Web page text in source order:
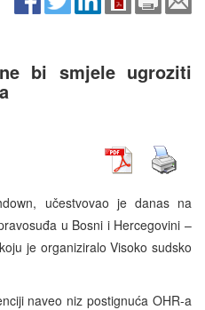
bi smjele ugroziti
učestvovao je danas na
u Bosni i Hercegovini –
je organiziralo Visoko sudsko
naveo niz postignuća OHR-a